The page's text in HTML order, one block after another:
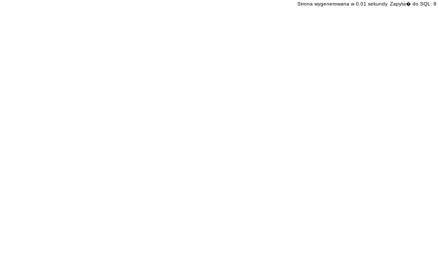
Strona wygenerowana w 0.01 sekundy. Zapyta� do SQL: 8